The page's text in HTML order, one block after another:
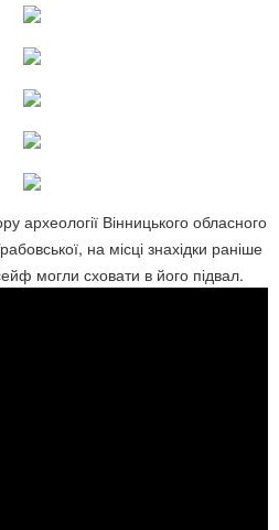
археології Вінницького обласного
на місці знахідки раніше
могли сховати в його підвал.